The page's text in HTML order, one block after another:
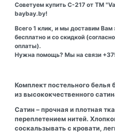
Советуем купить С-217 от ТМ
baybay.by!
Всего 1 клик, и мы доставим Вам
бесплатно и со скидкой
оплаты).
Нужна помощь? Мы на связи
Комплект постельного белья
из высококчественного
Сатин – прочная и плотная
переплетением нитей.
соскальзывать с кровати,